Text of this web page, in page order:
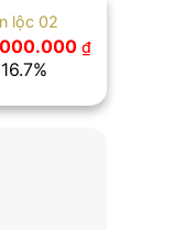
lộc 02
₫Giá
hiện
là:
4.000.000 ₫.